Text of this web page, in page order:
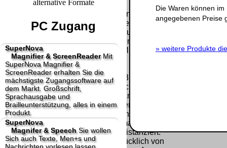
Die Waren können
angegebenen Preise
» weitere Produkte
alternative Formate
PC Zugang
SuperNova
Magnifier & ScreenReaderMit
SuperNova Magnifier &
ScreenReader erhalten Sie die
mächstigste Zugangssoftware auf
dem Markt. Großschrift,
Sprachausgabe und
Brailleunterstützung, alles in einem
Produkt.
SuperNova
Magnifer & SpeechSie wollen
Sich auch Texte, Men+s und
Die in diesem Dokument genannten
Warenzeichen sind Eigentum der jeweiligen
Firmen. Preisänderungen, Irrtümer und
technische Änderungen vorbehalten.
letzte Änderung: 20. Januar 2025 fluSoft
Spezial Computer Technik,
Mit einem Urteil vom 12.05.1998 - 312 O 85/98 -
Haftung für Links hat das Landgericht Hamburg
entschieden, dass man durch die Anbringung
eines Links, die Inhalte der gelinkten Seite ggf.
mit zu verantworten hat. Dieses kann nur
dadurch verhindert werden, dass man sich
ausdrücklich von diesen Inhalten distanziert.
Hiermit distanzieren wir uns ausdrücklich von